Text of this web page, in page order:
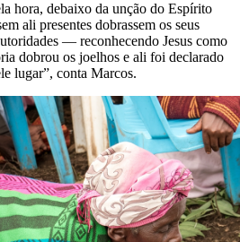
hora, debaixo da unção do Espírito
ali presentes dobrassem os seus
— reconhecendo Jesus como
dobrou os joelhos e ali foi declarado
lugar”, conta Marcos.